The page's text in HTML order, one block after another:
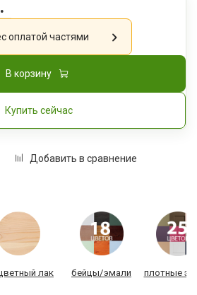
Добавить в сравнение
оплатой частями
В корзину
Купить сейчас
лак бейцы/эмали плотные